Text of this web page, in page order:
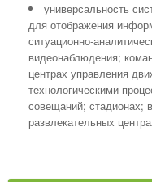
универсальность
для отображения
ситуационно-
видеонаблюдения;
центрах управления
технологическими
совещаний; стадионах;
развлекательных